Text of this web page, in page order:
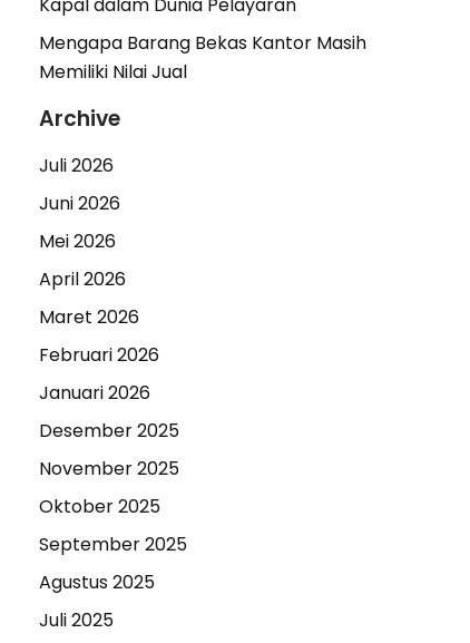
Mengapa Barang Bekas Kantor Masih
Memiliki Nilai Jual
Archive
Juli 2026
Juni 2026
Mei 2026
April 2026
Maret 2026
Februari 2026
Januari 2026
Desember 2025
November 2025
Oktober 2025
September 2025
Agustus 2025
Juli 2025